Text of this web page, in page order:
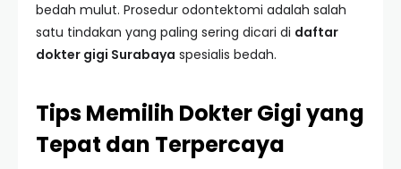
bedah mulut. Prosedur odontektomi adalah salah
satu tindakan yang paling sering dicari di daftar
dokter gigi Surabaya spesialis bedah.
Tips Memilih Dokter Gigi yang
Tepat dan Terpercaya